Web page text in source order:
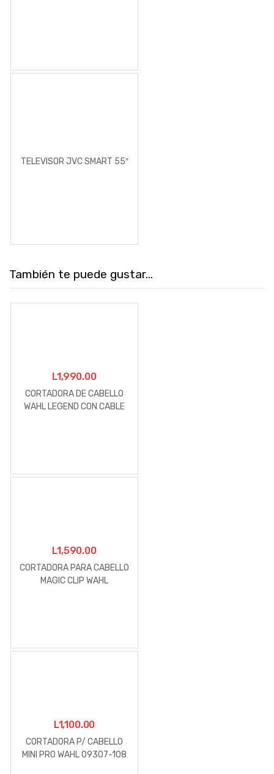
TELEVISOR JVC SMART 55″
También te puede gustar...
L1,990.00
CORTADORA DE CABELLO
WAHL LEGEND CON CABLE
L1,590.00
CORTADORA PARA CABELLO
MAGIC CLIP WAHL
L1,100.00
CORTADORA P/ CABELLO
MINI PRO WAHL 09307-108